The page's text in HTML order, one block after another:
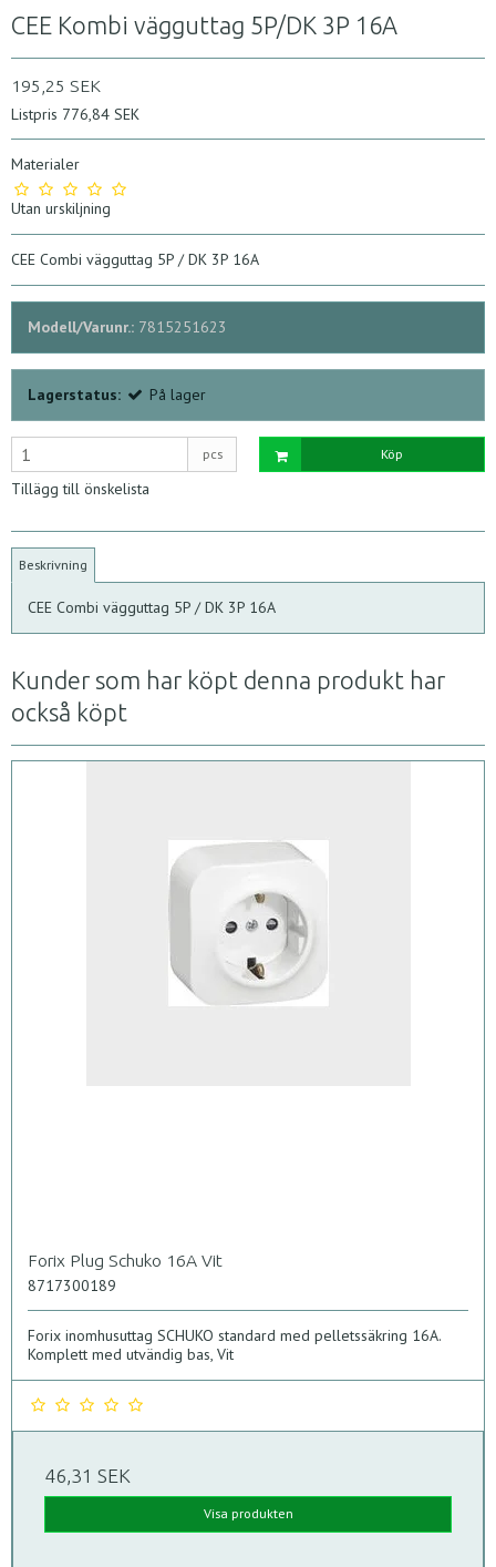
CEE Kombi vägguttag 5P/DK 3P 16A
195,25 SEK
Listpris 776,84 SEK
Materialer
Utan urskiljning
CEE Combi vägguttag 5P / DK 3P 16A
Modell/Varunr.: 7815251623
Lagerstatus: På lager
pcs Köp
Tillägg till önskelista
Beskrivning
CEE Combi vägguttag 5P / DK 3P 16A
Kunder som har köpt denna produkt har
också köpt
Forix Plug Schuko 16A Vit
8717300189
Forix inomhusuttag SCHUKO standard med pelletssäkring 16A.
Komplett med utvändig bas, Vit
46,31 SEK
Visa produkten